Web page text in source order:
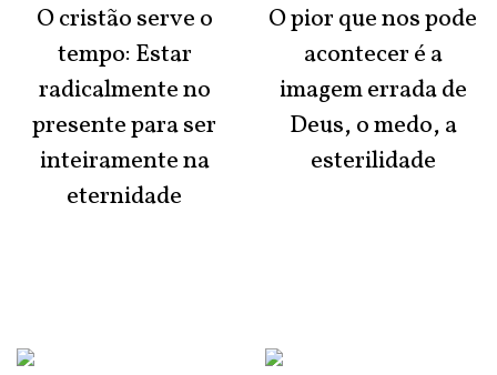
O cristão serve o
tempo: Estar
radicalmente no
presente para ser
inteiramente na
eternidade
O pior que nos pode
acontecer é a
imagem errada de
Deus, o medo, a
esterilidade